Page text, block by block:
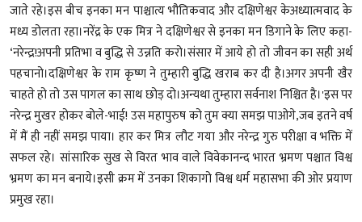
जाते रहे।इस बीच इनका मन पाश्चात्य भौतिकवाद और दक्षिणेश्वर केअध्यात्मवाद के
मध्य डोलता रहा।नरेंद्र के एक मित्र ने दक्षिणेश्वर से इनका मन डिगाने के लिए कहा-
‘नरेन्द्र!अपनी प्रतिभा व बुद्धि से उन्नति करो।संसार में आये हो तो जीवन का सही अर्थ
पहचानो।दक्षिणेश्वर के राम कृष्ण ने तुम्हारी बुद्धि खराब कर दी है।अगर अपनी खैर
चाहते हो तो उस पागल का साथ छोड़ दो।अन्यथा तुम्हारा सर्वनाश निश्चित है।'इस पर
नरेन्द्र मुखर होकर बोले-भाई! उस महापुरुष को तुम क्या समझ पाओगे,जब इतने वर्ष
में मैं ही नहीं समझ पाया। हार कर मित्र लौट गया और नरेन्द्र गुरु परीक्षा व भक्ति में
सफल रहे। सांसारिक सुख से विरत भाव वाले विवेकानन्द भारत भ्रमण पश्चात विश्व
भ्रमण का मन बनाये।इसी क्रम में उनका शिकागो विश्व धर्म महासभा की ओर प्रयाण
प्रमुख रहा।